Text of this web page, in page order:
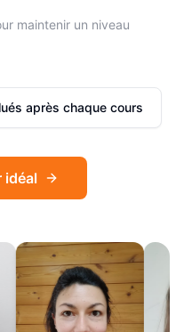
maintenir un niveau
après chaque cours
idéal